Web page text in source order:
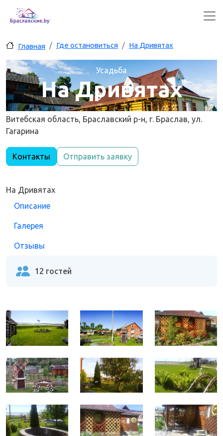
Главная Где остановиться На Дривятах
Усадьба
На Дривятах
Витебская область, Браславский р-н, г. Браслав, ул.
Гагарина
Контакты Отправить заявку
На Дривятах
Описание
Галерея
Отзывы
12 гостей